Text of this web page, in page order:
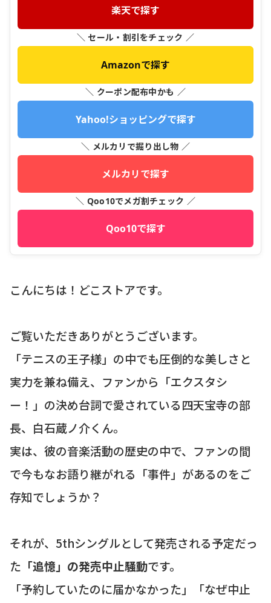
楽天で探す
＼ セール・割引をチェック ／
Amazonで探す
＼ クーポン配布中かも ／
Yahoo!ショッピングで探す
＼ メルカリで掘り出し物 ／
メルカリで探す
＼ Qoo10でメガ割チェック ／
Qoo10で探す
こんにちは！どこストアです。
ご覧いただきありがとうございます。
「テニスの王子様」の中でも圧倒的な美しさと
実力を兼ね備え、ファンから「エクスタシ
ー！」の決め台詞で愛されている四天宝寺の部
長、白石蔵ノ介くん。
実は、彼の音楽活動の歴史の中で、ファンの間
で今もなお語り継がれる「事件」があるのをご
存知でしょうか？
それが、5thシングルとして発売される予定だっ
た 「追憶」の発売中止騒動です。
「予約していたのに届かなかった」「なぜ中止